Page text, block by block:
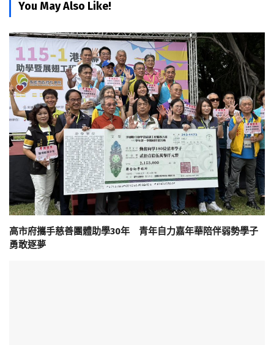
You May Also Like!
高市府攜手慈善團體助學30年 青年自力嘉年華陪伴弱勢學子
勇敢逐夢